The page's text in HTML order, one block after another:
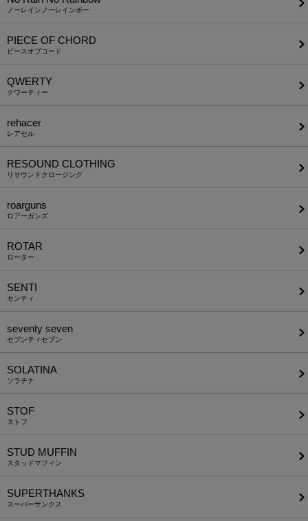
ノーレインノーレインボー
PIECE OF CHORD
ピースオブコード
QWERTY
クワーティー
rehacer
レアセル
RESOUND CLOTHING
リサウンドクロージング
roarguns
ロアーガンズ
ROTAR
ローター
SENTI
センティ
seventy seven
セブンティセブン
SOLATINA
ソラチナ
STOF
ストフ
STUD MUFFIN
スタッドマフィン
SUPERTHANKS
スーパーサンクス